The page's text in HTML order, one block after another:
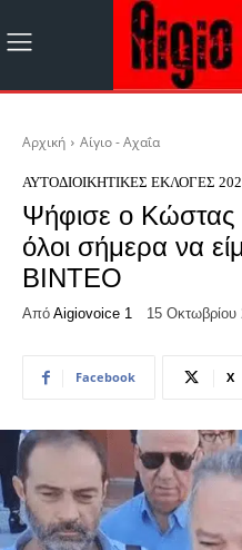
Αρχική Αίγιο - Αχαΐα
ΑΥΤΟΔΙΟΙΚΗΤΙΚΈΣ ΕΚΛΟΓΈΣ
Ψήφισε ο Κώστας
όλοι σήμερα να
ΒΙΝΤΕΟ
Από Aigiovoice 1 15 Οκτωβρίου
Facebook X